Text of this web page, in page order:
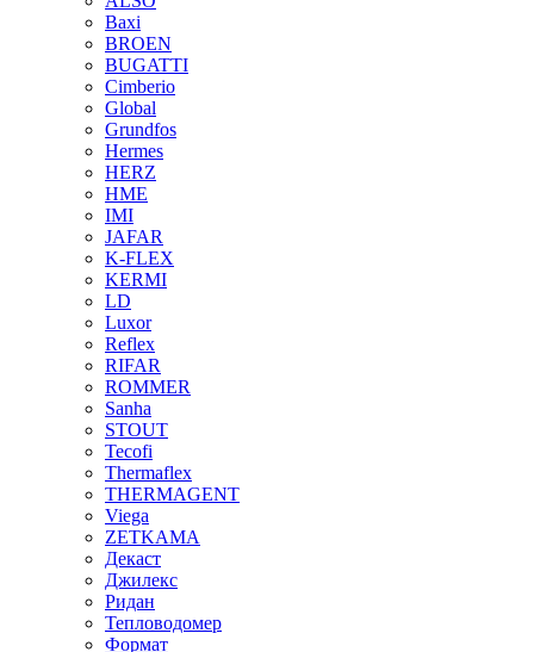
Baxi
BROEN
BUGATTI
Cimberio
Global
Grundfos
Hermes
HERZ
HME
IMI
JAFAR
K-FLEX
KERMI
LD
Luxor
Reflex
RIFAR
ROMMER
Sanha
STOUT
Tecofi
Thermaflex
THERMAGENT
Viega
ZETKAMA
Декаст
Джилекс
Ридан
Тепловодомер
Формат